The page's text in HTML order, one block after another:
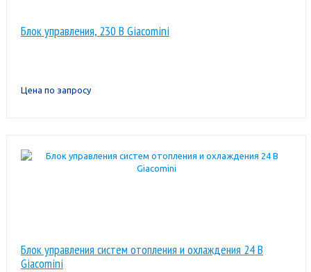
Блок управления, 230 В Giacomini
Цена по запросу
Блок управления систем отопления и охлаждения 24 В
Giacomini